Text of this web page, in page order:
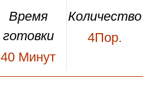
Время
готовки
40 Минут
Количество
4Пор.